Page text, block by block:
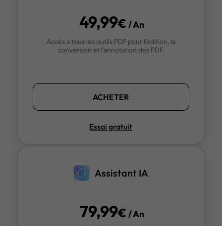
du texte d'un PDF
49,99€ / An
Accès à tous les outils PDF pour l'édition, la
conversion et l'annotation des PDF.
ACHETER
Essai gratuit
Assistant IA
79,99€ / An